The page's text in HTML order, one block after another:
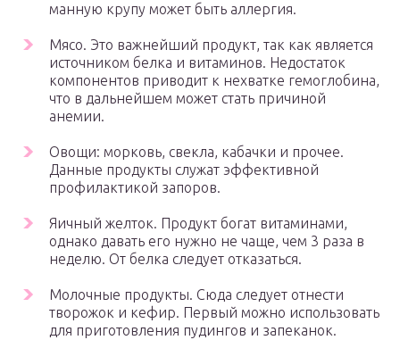
манную крупу может быть аллергия.
Мясо. Это важнейший продукт, так как является
источником белка и витаминов. Недостаток
компонентов приводит к нехватке гемоглобина,
что в дальнейшем может стать причиной
анемии.
Овощи: морковь, свекла, кабачки и прочее.
Данные продукты служат эффективной
профилактикой запоров.
Яичный желток. Продукт богат витаминами,
однако давать его нужно не чаще, чем 3 раза в
неделю. От белка следует отказаться.
Молочные продукты. Сюда следует отнести
творожок и кефир. Первый можно использовать
для приготовления пудингов и запеканок.